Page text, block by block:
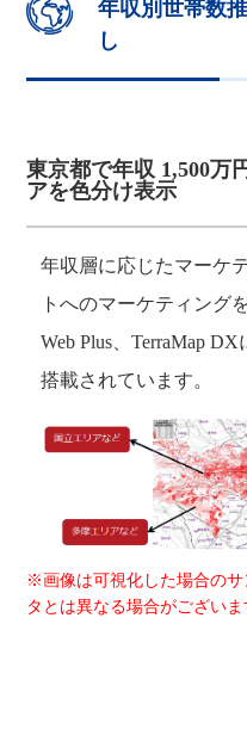
年収別世帯数
し
東京都で年収 1,500万
アを色分け表示
年収層に応じたマーケ
トへのマーケティング
Web Plus、TerraMap
搭載されています。
※画像は可視化した場合の
タとは異なる場合がございま